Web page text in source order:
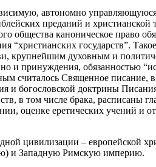
автономно
преданий и
общества каноническое
“христианских государств”.
крупнейшим духовным и
и принуждения, обязанностью
считалось Священное
и богословской доктрины
в том числе брака,
оценке еретических учений и
цивилизации – европейской
и Западную Римскую империю.